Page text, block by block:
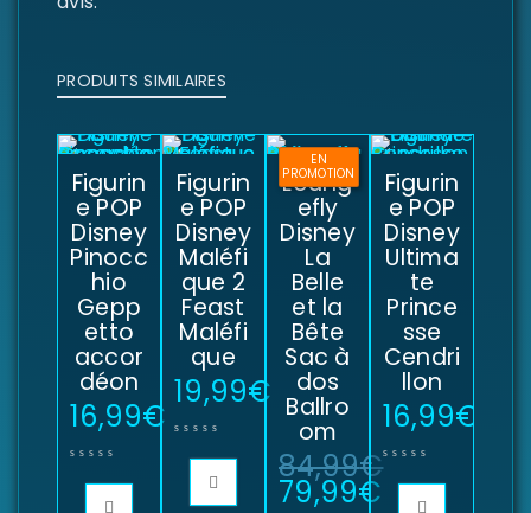
PRODUITS SIMILAIRES
Figurin
e POP
Disney
Pinocc
hio
Gepp
etto
accor
déon
16,99€
Figurin
e POP
Disney
Maléfi
que 2
Feast
Maléfi
que
19,99€
EN
PROMOTION
Loung
efly
Disney
La
Belle
et la
Bête
Sac à
dos
Ballro
om
84,99€
79,99€
Figurin
e POP
Disney
Ultima
te
Prince
sse
Cendri
llon
16,99€